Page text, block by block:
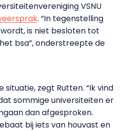
VSNU
. “In tegenstelling
is niet besloten tot
bsa”, onderstreepte de
situatie, zegt Rutten. “Ik vind
sommige universiteiten er
dan afgesproken.
bij iets van houvast en